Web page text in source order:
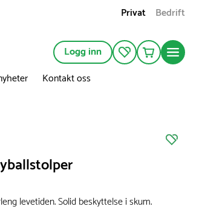
Privat Bedrift
Logg inn
Kontakt oss
levetiden. Solid beskyttelse i skum.